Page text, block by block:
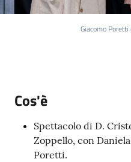
Giacomo
Cos'è
Spettacolo di D.
Zoppello, con
Poretti.